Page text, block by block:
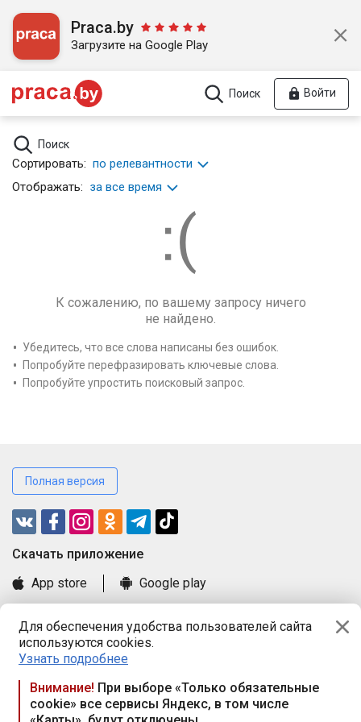
Для обеспечения удобства пользователей сайта
используются cookies.
Узнать подробнее
Внимание! При выборе «Только обязательные
cookie» все сервисы Яндекс, в том числе
Praca.by
Загрузите на Google Play
Поиск Войти
Поиск
Сортировать: по релевантности
Отображать: за все время
К сожалению, по вашему запросу ничего
не найдено.
Убедитесь, что все слова написаны без ошибок.
Попробуйте перефразировать ключевые слова.
Попробуйте упростить поисковый запрос.
Полная версия
Cкачать приложение
App store
Google play
Книга замечаний и предложений
Правила и документы
Praca.by © 2000—2026, ООО «ПРАЦА БАЙ»
Республика Беларусь, 220114, г. Минск, пр-т Независимости
117а, пом. № 9.